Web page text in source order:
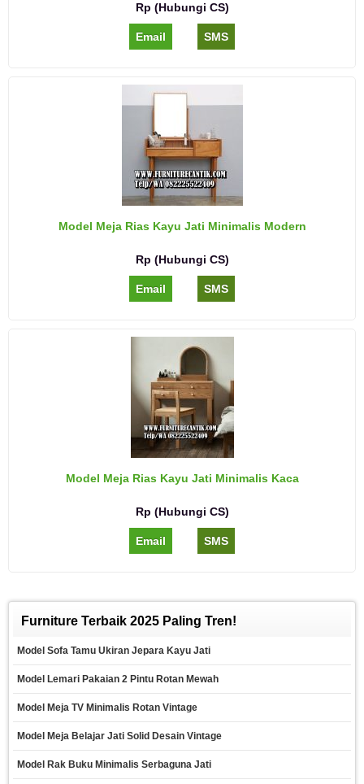
Rp (Hubungi CS)
Email SMS
Model Meja Rias Kayu Jati Minimalis Modern
Rp (Hubungi CS)
Email SMS
Model Meja Rias Kayu Jati Minimalis Kaca
Rp (Hubungi CS)
Email SMS
Furniture Terbaik 2025 Paling Tren!
Model Sofa Tamu Ukiran Jepara Kayu Jati
Model Lemari Pakaian 2 Pintu Rotan Mewah
Model Meja TV Minimalis Rotan Vintage
Model Meja Belajar Jati Solid Desain Vintage
Model Rak Buku Minimalis Serbaguna Jati